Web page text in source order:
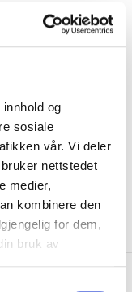
og
sosiale
vår. Vi deler
nettstedet
medier,
kombinere den
for dem,
bruk av
skjorte med
og pustende
små og